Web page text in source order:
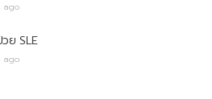
ago
ย SLE
ago